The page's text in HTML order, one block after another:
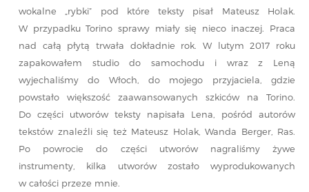
wokalne „rybki” pod które teksty pisał Mateusz Holak.
W przypadku Torino sprawy miały się nieco inaczej. Praca
nad całą płytą trwała dokładnie rok. W lutym 2017 roku
zapakowałem studio do samochodu i wraz z Leną
wyjechaliśmy do Włoch, do mojego przyjaciela, gdzie
powstało większość zaawansowanych szkiców na Torino.
Do części utworów teksty napisała Lena, pośród autorów
tekstów znaleźli się też Mateusz Holak, Wanda Berger, Ras.
Po powrocie do części utworów nagraliśmy żywe
instrumenty, kilka utworów zostało wyprodukowanych
w całości przeze mnie.